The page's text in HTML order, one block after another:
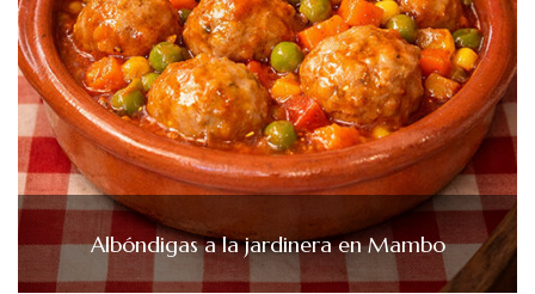
Albóndigas a la jardinera en Mambo